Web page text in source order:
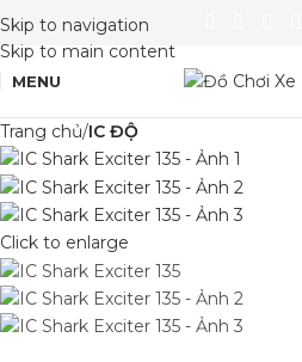
Skip to navigation
Skip to main content
MENU
Trang chủ IC ĐỘ
Click to enlarge